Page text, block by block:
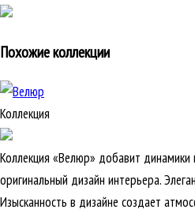
Похожие коллекции
Коллекция
Коллекция «Велюр» добавит
оригинальный дизайн интерьера.
Изысканность в дизайне создает